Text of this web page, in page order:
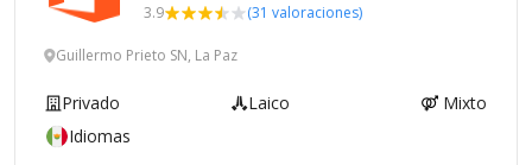
3.9 (31 valoraciones)
Guillermo Prieto SN, La Paz
Privado Laico
Mixto
Idiomas